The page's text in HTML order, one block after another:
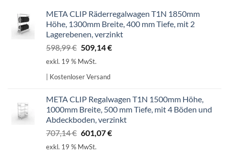
META CLIP Räderregalwagen T1N 1850mm
Höhe, 1300mm Breite, 400 mm Tiefe, mit 2
Lagerebenen, verzinkt
598,99€ Ursprünglicher
Preis
598,99 €
509,14€Aktueller
exkl. 19 % MwSt.
| Kostenloser Versand
META CLIP Regalwagen T1N 1500mm Höhe,
1000mm Breite, 500 mm Tiefe, mit 4 Böden und
Abdeckboden, verzinkt
707,14€ Ursprünglicher
Preis
601,07€Aktueller
exkl. 19 % MwSt.